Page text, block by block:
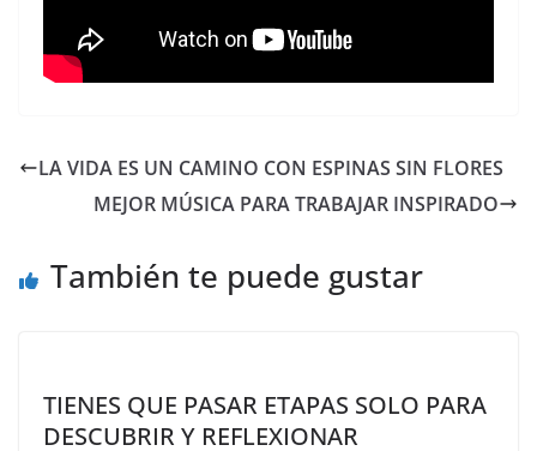
LA VIDA ES UN CAMINO CON ESPINAS SIN FLORES
MEJOR MÚSICA PARA TRABAJAR INSPIRADO
También te puede gustar
TIENES QUE PASAR ETAPAS SOLO PARA
DESCUBRIR Y REFLEXIONAR